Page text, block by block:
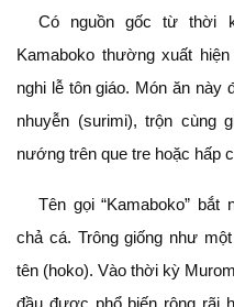
Có nguồn gốc từ thời
Kamaboko thường xuất
nghi lễ tôn giáo. Món ăn
nhuyễn (surimi), trộn cùng
nướng trên que tre hoặc hấp
Tên gọi “Kamaboko”
chả cá. Trông giống như
tên (hoko). Vào thời kỳ